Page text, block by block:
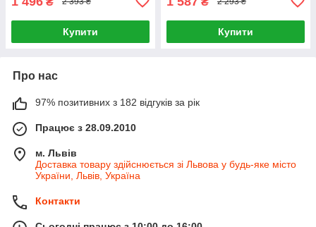
Купити Купити
Про нас
97% позитивних з 182 відгуків за рік
Працює з 28.09.2010
м. Львів
Доставка товару здійснюється зі Львова у будь-яке місто
України, Львів, Україна
Контакти